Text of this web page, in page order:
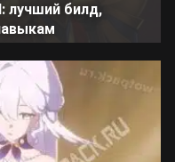
лучший билд,